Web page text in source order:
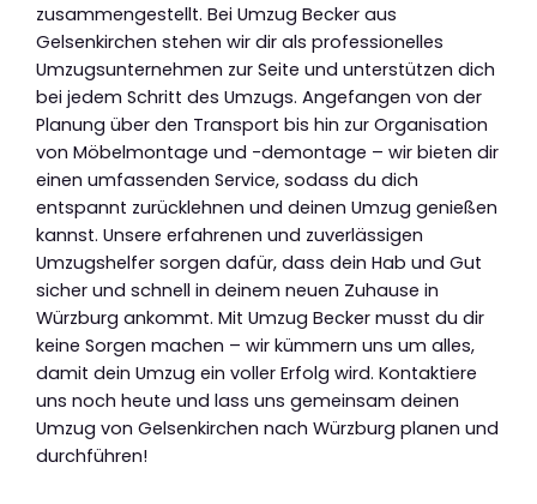
zusammengestellt. Bei Umzug Becker aus
Gelsenkirchen stehen wir dir als professionelles
Umzugsunternehmen zur Seite und unterstützen dich
bei jedem Schritt des Umzugs. Angefangen von der
Planung über den Transport bis hin zur Organisation
von Möbelmontage und -demontage – wir bieten dir
einen umfassenden Service, sodass du dich
entspannt zurücklehnen und deinen Umzug genießen
kannst. Unsere erfahrenen und zuverlässigen
Umzugshelfer sorgen dafür, dass dein Hab und Gut
sicher und schnell in deinem neuen Zuhause in
Würzburg ankommt. Mit Umzug Becker musst du dir
keine Sorgen machen – wir kümmern uns um alles,
damit dein Umzug ein voller Erfolg wird. Kontaktiere
uns noch heute und lass uns gemeinsam deinen
Umzug von Gelsenkirchen nach Würzburg planen und
durchführen!